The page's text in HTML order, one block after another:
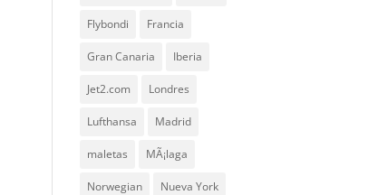
Flybondi Francia
Gran Canaria Iberia
Jet2.com Londres
Lufthansa Madrid
maletas MÃ¡laga
Norwegian Nueva York